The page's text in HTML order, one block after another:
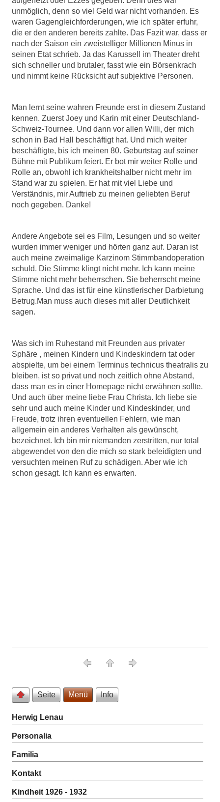
unmöglich, denn so viel Geld war nicht vorhanden. Es
waren Gagengleichforderungen, wie ich später erfuhr,
die er den anderen bereits zahlte. Das Fazit war, dass er
nach der Saison ein zweistelliger Millionen Minus in
seinen Etat schrieb. Ja das Karussell im Theater dreht
sich schneller und brutaler, fasst wie ein Börsenkrach
und nimmt keine Rücksicht auf subjektive Personen.
Man lernt seine wahren Freunde erst in diesem Zustand
kennen. Zuerst Joey und Karin mit einer Deutschland-
Schweiz-Tournee. Und dann vor allen Willi, der mich
schon in Bad Hall beschäftigt hat. Und mich weiter
beschäftigte, bis ich meinen 80. Geburtstag auf seiner
Bühne mit Publikum feiert. Er bot mir weiter Rolle und
Rolle an, obwohl ich krankheitshalber nicht mehr im
Stand war zu spielen. Er hat mit viel Liebe und
Verständnis, mir Auftrieb zu meinen geliebten Beruf
noch gegeben. Danke!
Andere Angebote sei es Film, Lesungen und so weiter
wurden immer weniger und hörten ganz auf. Daran ist
auch meine zweimalige Karzinom Stimmbandoperation
schuld. Die Stimme klingt nicht mehr. Ich kann meine
Stimme nicht mehr beherrschen. Sie beherrscht meine
Sprache. Und das ist für eine künstlerischer Darbietung
Betrug.Man muss auch dieses mit aller Deutlichkeit
sagen.
Was sich im Ruhestand mit Freunden aus privater
Sphäre , meinen Kindern und Kindeskindern tat oder
abspielte, um bei einem Terminus technicus theatralis zu
bleiben, ist so privat und noch zeitlich ohne Abstand,
dass man es in einer Homepage nicht erwähnen sollte.
Und auch über meine liebe Frau Christa. Ich liebe sie
sehr und auch meine Kinder und Kindeskinder, und
Freude, trotz ihren eventuellen Fehlern, wie man
allgemein ein anderes Verhalten als gewünscht,
bezeichnet. Ich bin mir niemanden zerstritten, nur total
abgewendet von den die mich so stark beleidigten und
versuchten meinen Ruf zu schädigen. Aber wie ich
schon gesagt. Ich kann es erwarten.
Seite Menü Info
Herwig Lenau
Personalia
Familia
Kontakt
Kindheit 1926 - 1932